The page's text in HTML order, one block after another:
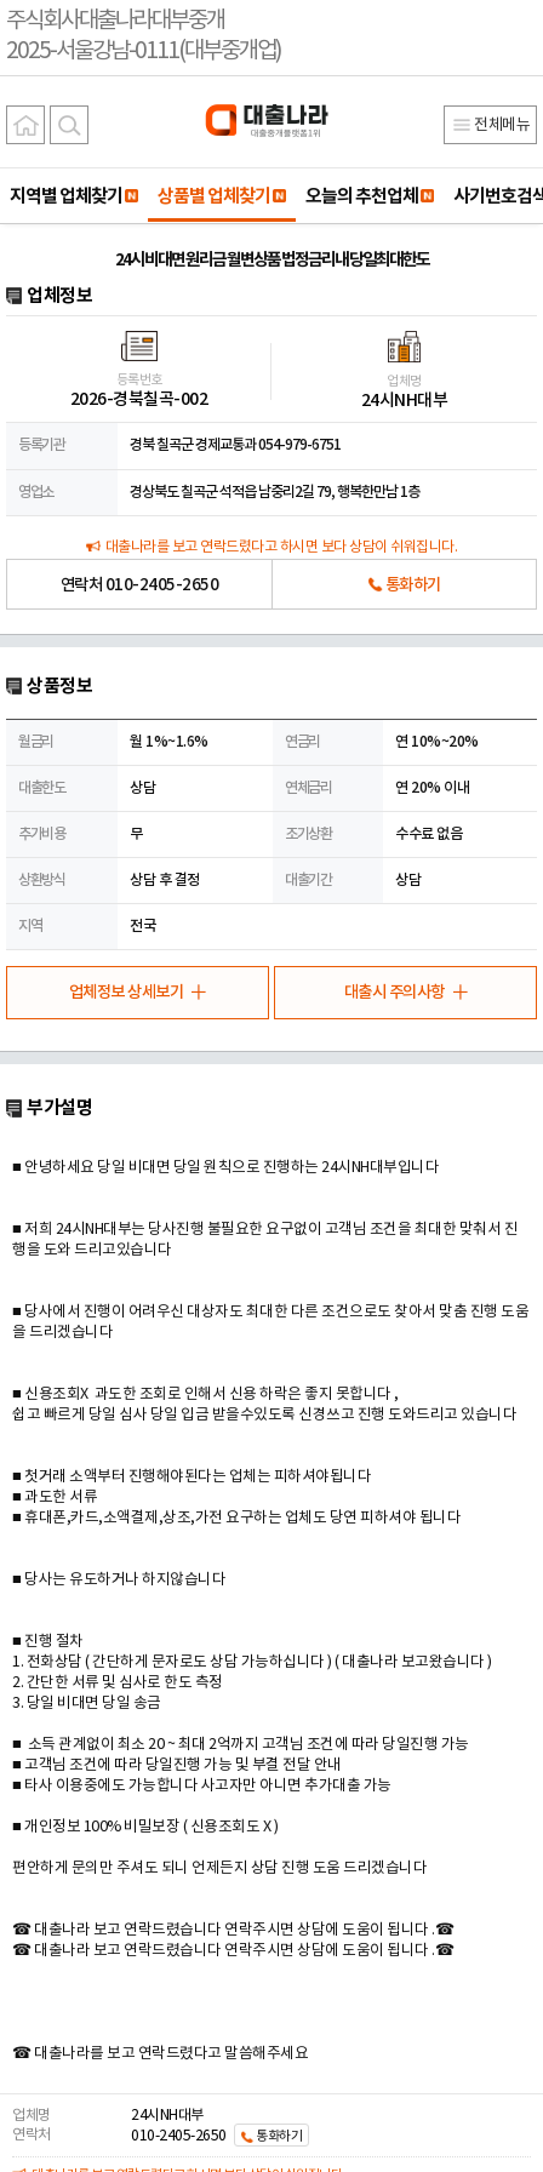
주식회사대출나라대부중개
2025-서울강남-0111(대부중개업)
전체메뉴
지역별 업체찾기 상품별 업체찾기 오늘의 추천업체 사기번호검
24시 비대면 원리금 월변상품 법정금리내 당일최대한도
업체정보
등록번호
2026-경북칠곡-002
업체명
24시NH대부
등록기관 경북 칠곡군 경제교통과 054-979-6751
영업소 경상북도 칠곡군 석적읍 남중리2길 79, 행복한만남 1층
대출나라를 보고 연락드렸다고 하시면 보다 상담이 쉬워집니다.
연락처 010-2405-2650 통화하기
상품정보
월금리 월 1%~1.6% 연금리 연 10%~20%
대출한도 상담 연체금리 연 20% 이내
추가비용 무 조기상환 수수료 없음
상환방식 상담 후 결정 대출기간 상담
지역 전국
업체정보 상세보기 대출시 주의사항
부가설명
■ 안녕하세요 당일 비대면 당일 원칙으로 진행하는 24시NH대부입니다
■ 저희 24시NH대부는 당사진행 불필요한 요구없이 고객님 조건을 최대한 맞춰서 진
행을 도와 드리고있습니다
■ 당사에서 진행이 어려우신 대상자도 최대한 다른 조건으로도 찾아서 맞춤 진행 도움
을 드리겠습니다
■ 신용조회X 과도한 조회로 인해서 신용 하락은 좋지 못합니다 ,
쉽고 빠르게 당일 심사 당일 입금 받을수있도록 신경쓰고 진행 도와드리고 있습니다
■ 첫거래 소액부터 진행해야된다는 업체는 피하셔야됩니다
■ 과도한 서류
■ 휴대폰,카드,소액결제,상조,가전 요구하는 업체도 당연 피하셔야 됩니다
■ 당사는 유도하거나 하지않습니다
■ 진행 절차
1. 전화상담 ( 간단하게 문자로도 상담 가능하십니다 ) ( 대출나라 보고왔습니다 )
2. 간단한 서류 및 심사로 한도 측정
3. 당일 비대면 당일 송금
■ 소득 관계없이 최소 20 ~ 최대 2억까지 고객님 조건에 따라 당일진행 가능
■ 고객님 조건에 따라 당일진행 가능 및 부결 전달 안내
■ 타사 이용중에도 가능합니다 사고자만 아니면 추가대출 가능
■ 개인정보 100% 비밀보장 ( 신용조회도 X )
편안하게 문의만 주셔도 되니 언제든지 상담 진행 도움 드리겠습니다
☎ 대출나라 보고 연락드렸습니다 연락주시면 상담에 도움이 됩니다 .☎
☎ 대출나라 보고 연락드렸습니다 연락주시면 상담에 도움이 됩니다 .☎
☎ 대출나라를 보고 연락드렸다고 말씀해주세요
업체명
24시NH대부
연락처
010-2405-2650 통화하기